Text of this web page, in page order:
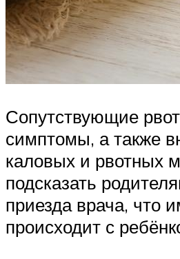
Сопутствующие
симптомы, а также
каловых и рвотных
подсказать
приезда врача, что
происходит с